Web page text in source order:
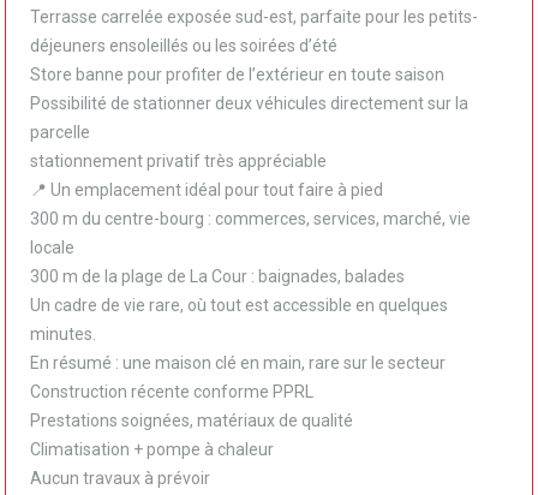
Terrasse carrelée exposée sud-est, parfaite pour les petits-
déjeuners ensoleillés ou les soirées d’été
Store banne pour profiter de l’extérieur en toute saison
Possibilité de stationner deux véhicules directement sur la
parcelle
stationnement privatif très appréciable
📍 Un emplacement idéal pour tout faire à pied
300 m du centre-bourg : commerces, services, marché, vie
locale
300 m de la plage de La Cour : baignades, balades
Un cadre de vie rare, où tout est accessible en quelques
minutes.
En résumé : une maison clé en main, rare sur le secteur
Construction récente conforme PPRL
Prestations soignées, matériaux de qualité
Climatisation + pompe à chaleur
Aucun travaux à prévoir